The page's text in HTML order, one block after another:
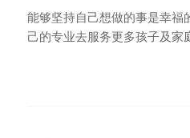
能够坚持自己想做的事是幸福
己的专业去服务更多孩子及家